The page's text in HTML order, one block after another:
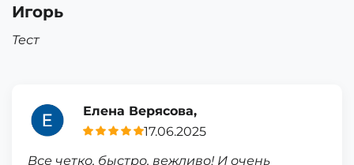
Игорь
Тест
Елена Верясова,
17.06.2025
Все четко, быстро, вежливо! И очень